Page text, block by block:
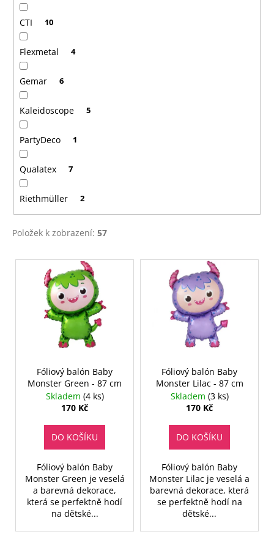
CTI 10
Flexmetal 4
Gemar 6
Kaleidoscope 5
PartyDeco 1
Qualatex 7
Riethmüller 2
Položek k zobrazení: 57
V
Fóliový balón Baby
Monster Green - 87 cm
Skladem (4 ks)
170 Kč
DO KOŠÍKU
Fóliový balón Baby
Monster Green je veselá
a barevná dekorace,
která se perfektně hodí
na dětské...
Fóliový balón Baby
Monster Lilac - 87 cm
Skladem (3 ks)
170 Kč
DO KOŠÍKU
Fóliový balón Baby
Monster Lilac je veselá a
barevná dekorace, která
se perfektně hodí na
dětské...
40
CM
PLNĚNÝ
KONFETY
330
Kč